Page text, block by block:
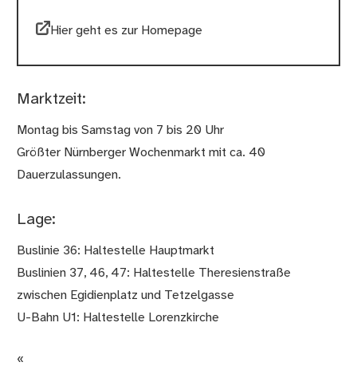
Hier geht es zur Homepage
Marktzeit:
Montag bis Samstag von 7 bis 20 Uhr
Größter Nürnberger Wochenmarkt mit ca. 40
Dauerzulassungen.
Lage:
Buslinie 36: Haltestelle Hauptmarkt
Buslinien 37, 46, 47: Haltestelle Theresienstraße
zwischen Egidienplatz und Tetzelgasse
U-Bahn U1: Haltestelle Lorenzkirche
«